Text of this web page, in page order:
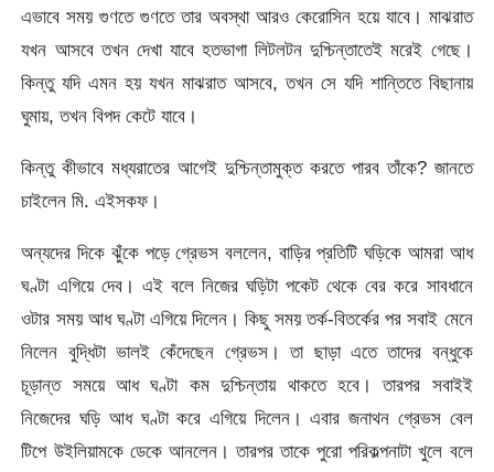
এভাবে সময় গুণতে গুণতে তার অবস্থা আরও কেরোসিন হয়ে যাবে। মাঝরাত
যখন আসবে তখন দেখা যাবে হতভাগা লিটলটন দুশ্চিন্তাতেই মরেই গেছে।
কিন্তু যদি এমন হয় যখন মাঝরাত আসবে, তখন সে যদি শান্তিতে বিছানায়
ঘুমায়, তখন বিপদ কেটে যাবে।
কিন্তু কীভাবে মধ্যরাতের আগেই দুশ্চিন্তামুক্ত করতে পারব তাঁকে? জানতে
চাইলেন মি. এইসকফ।
অন্যদের দিকে ঝুঁকে পড়ে গ্রেভস বললেন, বাড়ির প্রতিটি ঘড়িকে আমরা আধ
ঘণ্টা এগিয়ে দেব। এই বলে নিজের ঘড়িটা পকেট থেকে বের করে সাবধানে
ওটার সময় আধ ঘণ্টা এগিয়ে দিলেন। কিছু সময় তর্ক-বিতর্কের পর সবাই মেনে
নিলেন বুদ্ধিটা ভালই কেঁদেছেন গ্রেভস। তা ছাড়া এতে তাদের বন্ধুকে
চূড়ান্ত সময়ে আধ ঘণ্টা কম দুশ্চিন্তায় থাকতে হবে। তারপর সবাইই
নিজেদের ঘড়ি আধ ঘণ্টা করে এগিয়ে দিলেন। এবার জনাথন গ্রেভস বেল
টিপে উইলিয়ামকে ডেকে আনলেন। তারপর তাকে পুরো পরিকল্পনাটা খুলে বলে